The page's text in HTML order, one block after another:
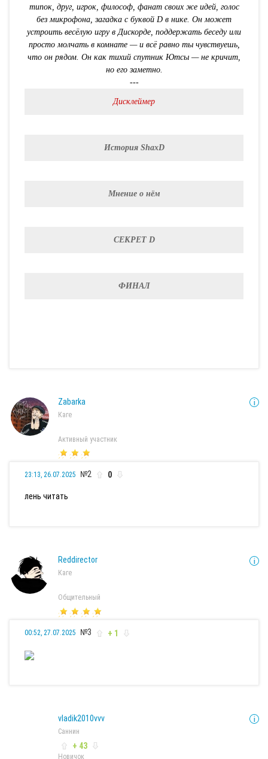
типок, друг, игрок, философ, фанат своих же идей, голос
без микрофона, загадка с буквой D в нике. Он может
устроить весёлую игру в Дискорде, поддержать беседу или
просто молчать в комнате — и всё равно ты чувствуешь,
что он рядом. Он как тихий спутник Ютсы — не кричит,
но его заметно.
---
Дисклеймер
История ShaxD
Мнение о нём
СЕКРЕТ D
ФИНАЛ
Zabarka
Каге
Активный участник
23:13, 26.07.2025 №2 0
лень читать
Reddirector
Каге
Общительный
00:52, 27.07.2025 №3 + 1
vladik2010vvv
Саннин
+ 43
Новичок